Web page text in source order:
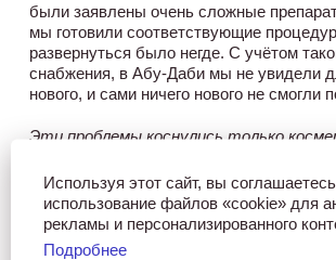
были заявлены очень сложные
мы готовили соответствующие
развернуться было негде. С учётом
снабжения, в Абу-Даби мы не увидели
нового, и сами ничего нового не смогли
Эти проблемы коснулись только
Нет, на нехватку материалов
в других компетенциях – то бетон не
не хватило. «И это в стране,
шутили участники.
Используя этот сайт, вы
использование файлов «cookie» для
рекламы и персонализированного
Подробнее